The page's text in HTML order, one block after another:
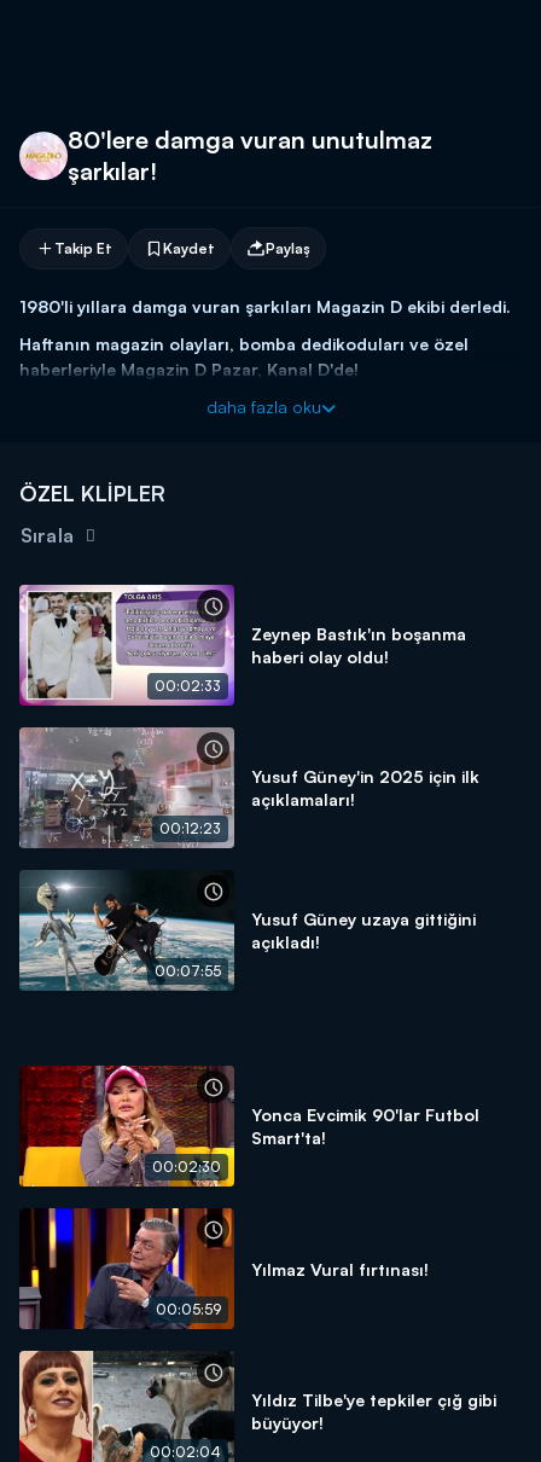
80'lere damga vuran unutulmaz
şarkılar!
Takip Et Kaydet Paylaş
1980'li yıllara damga vuran şarkıları Magazin D ekibi derledi.
Haftanın magazin olayları, bomba dedikoduları ve özel
haberleriyle Magazin D Pazar, Kanal D'de!
daha fazla oku
ÖZEL KLİPLER
Sırala
00:02:33
Zeynep Bastık'ın boşanma
haberi olay oldu!
00:12:23
Yusuf Güney'in 2025 için ilk
açıklamaları!
00:07:55
Yusuf Güney uzaya gittiğini
açıkladı!
00:02:30
Yonca Evcimik 90'lar Futbol
Smart'ta!
00:05:59
Yılmaz Vural fırtınası!
00:02:04
Yıldız Tilbe'ye tepkiler çığ gibi
büyüyor!